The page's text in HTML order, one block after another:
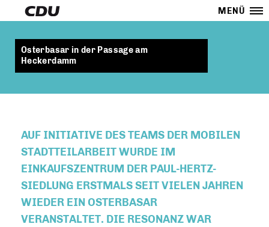
MENÜ
Osterbasar in der Passage am
Heckerdamm
AUF INITIATIVE DES TEAMS DER MOBILEN
STADTTEILARBEIT WURDE IM
EINKAUFSZENTRUM DER PAUL-HERTZ-
SIEDLUNG ERSTMALS SEIT VIELEN JAHREN
WIEDER EIN OSTERBASAR
VERANSTALTET. DIE RESONANZ WAR